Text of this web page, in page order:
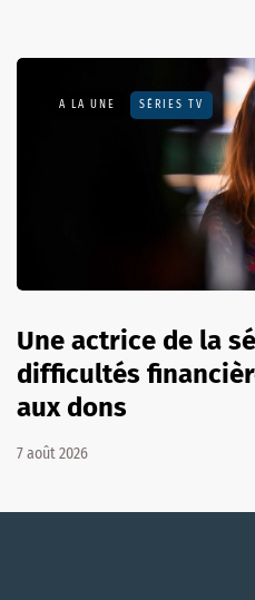
A LA UNE SÉRIES TV
Une actrice de la
difficultés
aux dons
7 août 2026